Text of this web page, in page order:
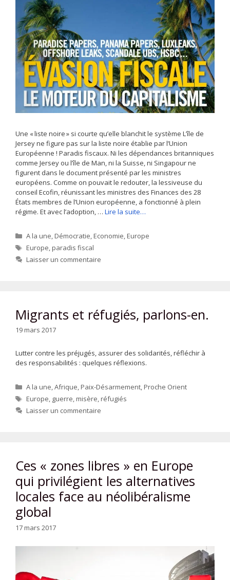
Une « liste noire » si courte qu’elle blanchit le système L’île de
Jersey ne figure pas sur la liste noire établie par l’Union
Européenne ! Paradis fiscaux. Ni les dépendances britanniques
comme Jersey ou l’île de Man, ni la Suisse, ni Singapour ne
figurent dans le document présenté par les ministres
européens. Comme on pouvait le redouter, la lessiveuse du
conseil Ecofin, réunissant les ministres des Finances des 28
États membres de l’Union européenne, a fonctionné à plein
régime. Et avec l’adoption, … Lire la suite…
Catégories
A la une,Démocratie,Economie,Europe
Étiquettes
Europe,paradis fiscal
Laisser un commentaire
Migrants et réfugiés, parlons-en.
19 mars 2017
Lutter contre les préjugés, assurer des solidarités, réfléchir à
des responsabilités : quelques réflexions.
Catégories
A la une,Afrique,Paix-Désarmement,Proche Orient
Étiquettes
Europe, guerre,misère,réfugiés
Laisser un commentaire
Ces « zones libres » en Europe
qui privilégient les alternatives
locales face au néolibéralisme
global
17 mars 2017